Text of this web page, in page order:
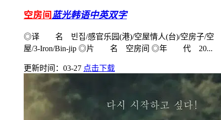
空房间蓝光韩语中英双字
◎译 名 빈집/感官乐园(港)/空屋情人(台)/空房子/空
屋/3-Iron/Bin-jip ◎片 名 空房间 ◎年 代 20...
更新时间：03-27 点击下载